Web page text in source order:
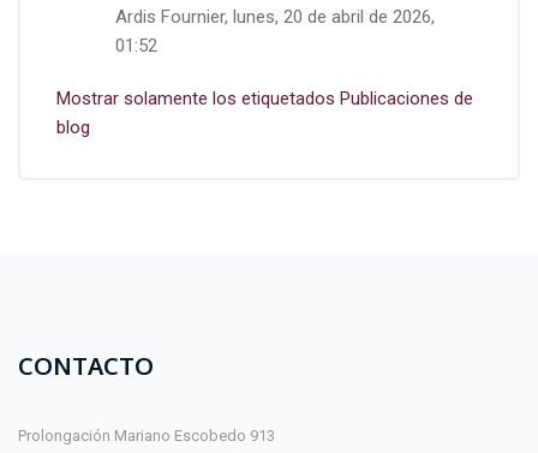
Ardis Fournier, lunes, 20 de abril de 2026,
01:52
Mostrar solamente los etiquetados Publicaciones de
blog
CONTACTO
Prolongación Mariano Escobedo 913